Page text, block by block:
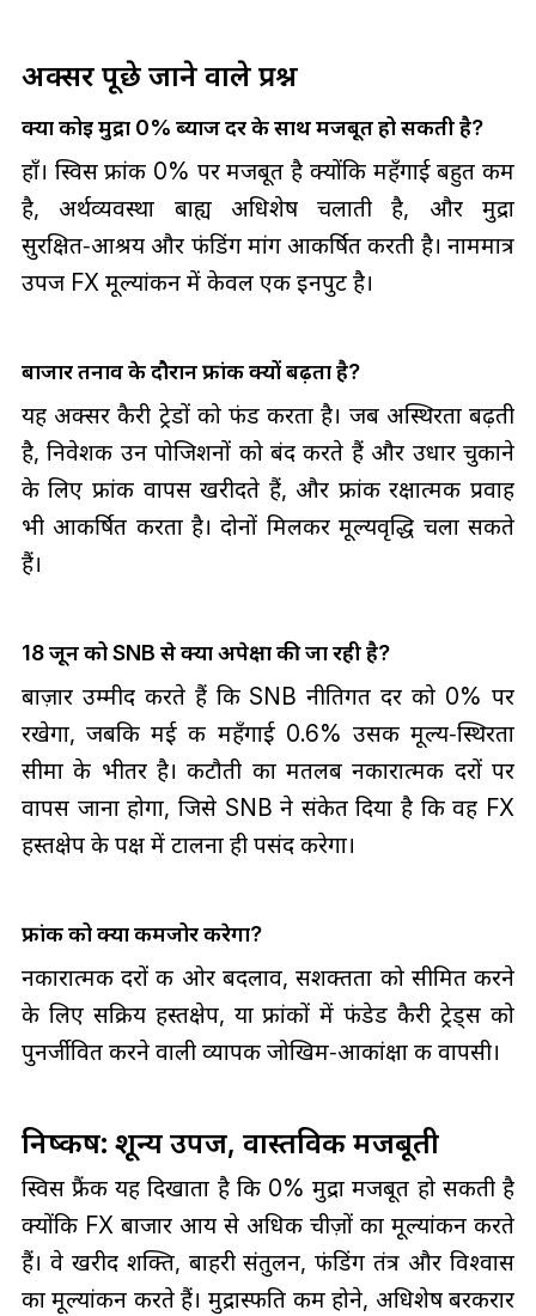
अक्सर पूछे जाने वाले प्रश्न
क्या कोई मुद्रा 0% ब्याज दर के साथ मजबूत हो सकती है?
हाँ। स्विस फ्रांक 0% पर मजबूत है क्योंकि महँगाई बहुत कम
है, अर्थव्यवस्था बाह्य अधिशेष चलाती है, और मुद्रा
सुरक्षित‑आश्रय और फंडिंग मांग आकर्षित करती है। नाममात्र
उपज FX मूल्यांकन में केवल एक इनपुट है।
बाजार तनाव के दौरान फ्रांक क्यों बढ़ता है?
यह अक्सर कैरी ट्रेडों को फंड करता है। जब अस्थिरता बढ़ती
है, निवेशक उन पोजिशनों को बंद करते हैं और उधार चुकाने
के लिए फ्रांक वापस खरीदते हैं, और फ्रांक रक्षात्मक प्रवाह
भी आकर्षित करता है। दोनों मिलकर मूल्यवृद्धि चला सकते
हैं।
18 जून को SNB से क्या अपेक्षा की जा रही है?
बाज़ार उम्मीद करते हैं कि SNB नीतिगत दर को 0% पर
रखेगा, जबकि मई की महँगाई 0.6% उसकी मूल्य‑स्थिरता
सीमा के भीतर है। कटौती का मतलब नकारात्मक दरों पर
वापस जाना होगा, जिसे SNB ने संकेत दिया है कि वह FX
हस्तक्षेप के पक्ष में टालना ही पसंद करेगा।
फ्रांक को क्या कमजोर करेगा?
नकारात्मक दरों की ओर बदलाव, सशक्तता को सीमित करने
के लिए सक्रिय हस्तक्षेप, या फ्रांकों में फंडेड कैरी ट्रेड्स को
पुनर्जीवित करने वाली व्यापक जोखिम‑आकांक्षा की वापसी।
निष्कर्ष: शून्य उपज, वास्तविक मजबूती
स्विस फ्रैंक यह दिखाता है कि 0% मुद्रा मजबूत हो सकती है
क्योंकि FX बाजार आय से अधिक चीज़ों का मूल्यांकन करते
हैं। वे खरीद शक्ति, बाहरी संतुलन, फंडिंग तंत्र और विश्वास
का मूल्यांकन करते हैं। मुद्रास्फीति कम होने, अधिशेष बरकरार